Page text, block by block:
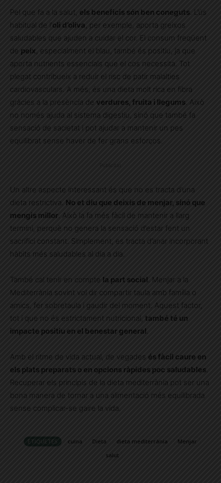
Pel que fa a la salut, els beneficis són ben coneguts . L’ús
habitual de l’oli d’oliva, per exemple, aporta greixos
saludables que ajuden a cuidar el cor. El consum freqüent
de peix, especialment el blau, també és positiu, ja que
aporta nutrients essencials que el cos necessita. Tot
plegat contribueix a reduir el risc de patir malalties
cardiovasculars. A més, és una dieta molt rica en fibra
gràcies a la presència de verdures, fruita i llegums. Això
no només ajuda al sistema digestiu, sinó que també fa
sensació de sacietat i pot ajudar a mantenir un pes
equilibrat sense haver de fer grans esforços.
Un altre aspecte interessant és que no es tracta d’una
dieta restrictiva. No et diu que deixis de menjar, sinó que
mengis millor. Això la fa més fàcil de mantenir a llarg
termini, perquè no genera la sensació d’estar fent un
sacrifici constant. Simplement, es tracta d’anar incorporant
hàbits més saludables al dia a dia.
També cal tenir en compte la part social. Menjar a la
Mediterrània sovint vol dir compartir taula amb família o
amics, fer sobretaula i gaudir del moment. Aquest factor,
tot i que no és estrictament nutricional,
també té un
impacte positiu en el benestar general.
Amb el ritme de vida actual, de vegades és fàcil caure en
els plats preparats o en opcions ràpides poc saludables.
Recuperar els principis de la dieta mediterrània pot ser una
bona manera de tornar a una alimentació més equilibrada
sense complicar-se gaire la vida.
ETIQUETES cuina Dieta dieta mediterrània
Menjar
salut